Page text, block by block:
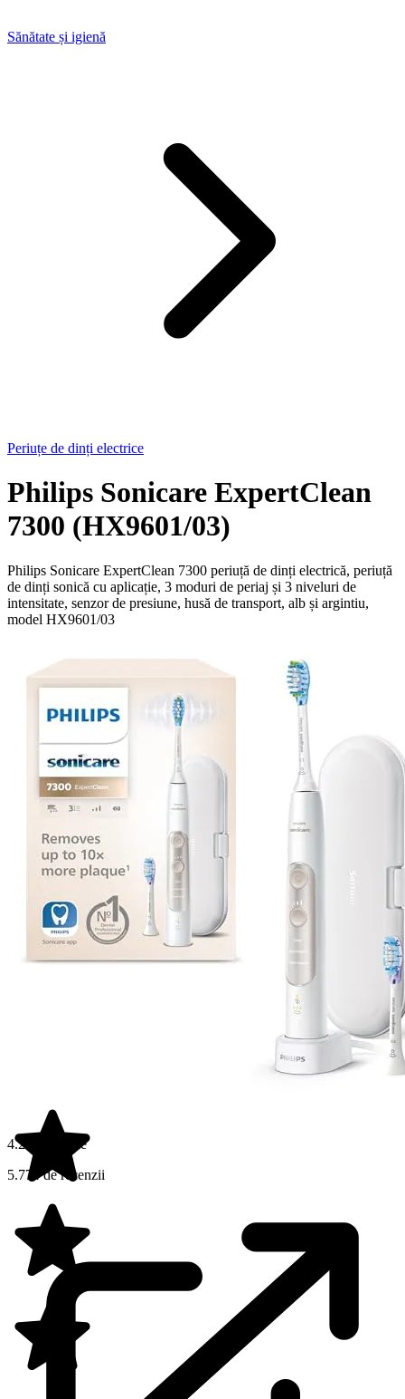
Sănătate și igienă
Periuțe de dinți electrice
Philips Sonicare ExpertClean
7300 (HX9601/03)
Philips Sonicare ExpertClean 7300 periuță de dinți electrică, periuță
de dinți sonică cu aplicație, 3 moduri de periaj și 3 niveluri de
intensitate, senzor de presiune, husă de transport, alb și argintiu,
model HX9601/03
4.2 din 5 stele
5.774 de recenzii